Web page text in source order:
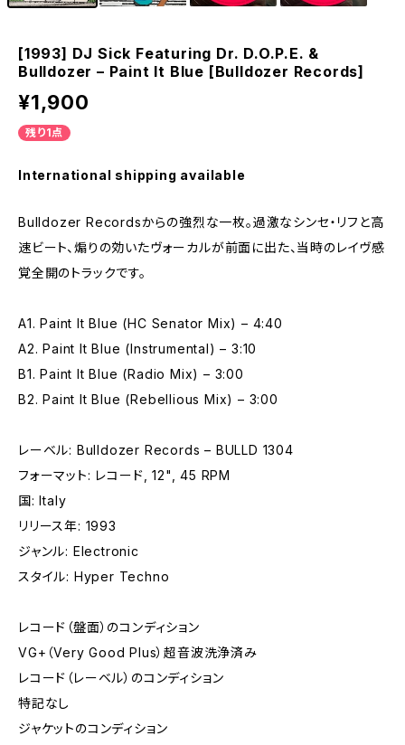
[1993] DJ Sick Featuring Dr. D.O.P.E. &
Bulldozer – Paint It Blue [Bulldozer Records]
¥1,900
残り1点
International shipping available
Bulldozer Recordsからの強烈な一枚。過激なシンセ・リフと高
速ビート、煽りの効いたヴォーカルが前面に出た、当時のレイヴ感
覚全開のトラックです。
A1. Paint It Blue (HC Senator Mix) – 4:40
A2. Paint It Blue (Instrumental) – 3:10
B1. Paint It Blue (Radio Mix) – 3:00
B2. Paint It Blue (Rebellious Mix) – 3:00
レーベル: Bulldozer Records – BULLD 1304
フォーマット: レコード, 12", 45 RPM
国: Italy
リリース年: 1993
ジャンル: Electronic
スタイル: Hyper Techno
レコード（盤面）のコンディション
VG+（Very Good Plus）超音波洗浄済み
レコード（レーベル）のコンディション
特記なし
ジャケットのコンディション